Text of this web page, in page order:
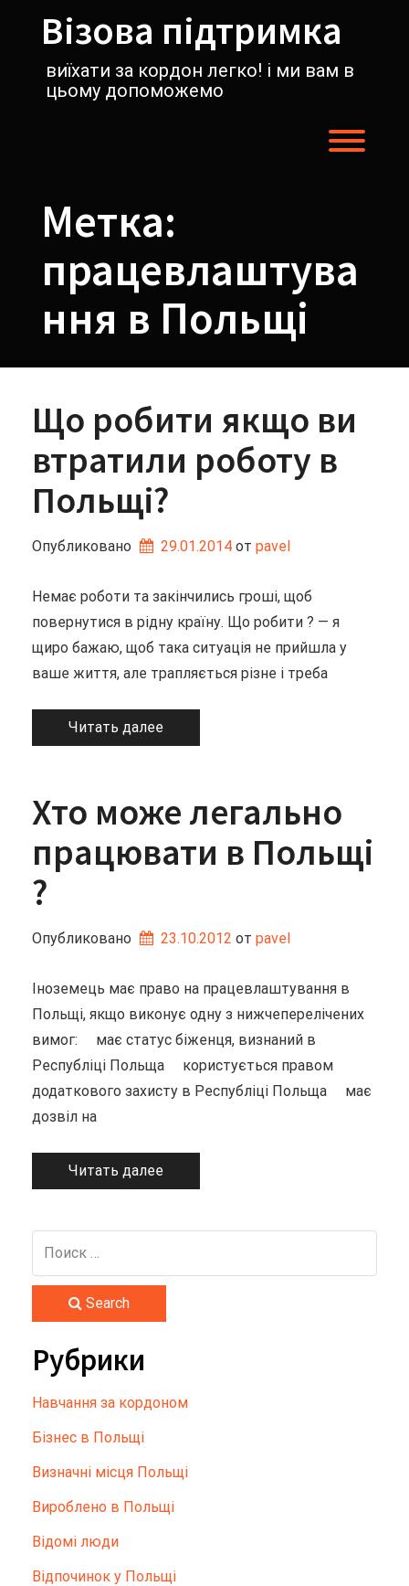
содержимомуВізова підтримка
виїхати за кордон легко! і ми вам в
цьому допоможемо
Метка:
працевлаштува
ння в Польщі
Що робити якщо ви
втратили роботу в
Польщі?
Опубликовано 29.01.2014 от pavel
Немає роботи та закінчились гроші, щоб
повернутися в рідну країну. Що робити ? — я
щиро бажаю, щоб така ситуація не прийшла у
ваше життя, але трапляється різне і треба
Читать далее
Хто може легально
працювати в Польщі
?
Опубликовано 23.10.2012 от pavel
Іноземець має право на працевлаштування в
Польщі, якщо виконує одну з нижчеперелічених
вимог: має статус біженця, визнаний в
Республіці Польща користується правом
додаткового захисту в Республіці Польща має
дозвіл на
Читать далее
Search
Рубрики
Hавчання за кордоном
Бізнес в Польщі
Визначні місця Польщі
Вироблено в Польщі
Відомі люди
Відпочинок у Польщі